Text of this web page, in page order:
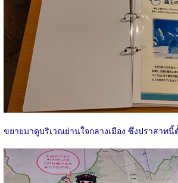
ขยายมาดูบริเวณย่านใจกลางเมือง ซึ่งปราสาทนี้